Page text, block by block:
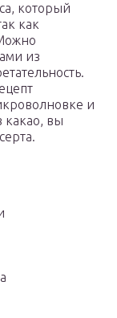
который
как
из
и
какао, вы